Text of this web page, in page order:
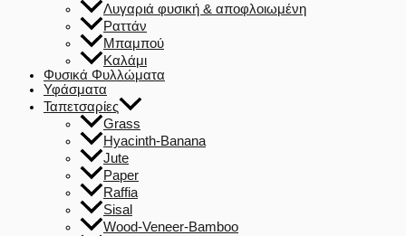
Λυγαριά φυσική & αποφλοιωμένη
Ραττάν
Μπαμπού
Καλάμι
Φυσικά Φυλλώματα
Υφάσματα
Ταπετσαρίες
Grass
Hyacinth-Banana
Jute
Paper
Raffia
Sisal
Wood-Veneer-Bamboo